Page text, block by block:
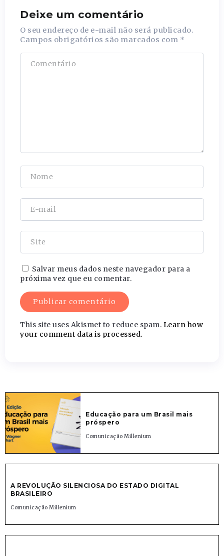
Deixe um comentário
O seu endereço de e-mail não será publicado.
Campos obrigatórios são marcados com *
Salvar meus dados neste navegador para a
próxima vez que eu comentar.
This site uses Akismet to reduce spam. Learn how
your comment data is processed.
Educação para um Brasil mais
próspero
Comunicação Millenium
A REVOLUÇÃO SILENCIOSA DO ESTADO DIGITAL
BRASILEIRO
Comunicação Millenium